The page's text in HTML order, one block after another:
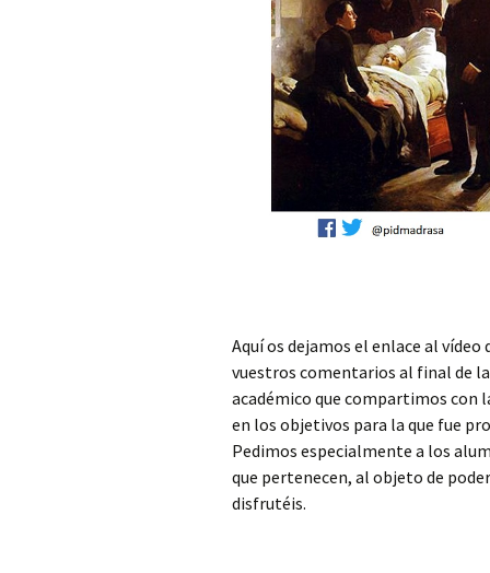
El Hospital de San Juan
de Dios: historia y
restauración
El menor de los
hermanos: el loco de
Granada fundador
hospitalario
Violencia de género ¿un
pública?
Cajal universitario: la
pervivencia de su legado
científico y ético
ChatGPT en contextos
académicos
Neuras: consideraciones
sobre la enfermedad
pólvora
Visita a
de Alhama
Paisajes
visita al
San
Visita
de la
Visita
de la
Granada
La
ciencia:
Aquí os dejamos el enlace al
vuestros comentarios al final de
académico que compartimos con
en los objetivos para la que fue
Pedimos especialmente a los
que pertenecen, al objeto de
disfrutéis.